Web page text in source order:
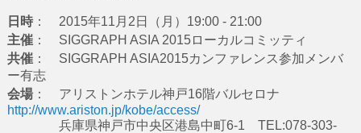
日時： 2015年11月2日（月）19:00 - 21:00
主催： SIGGRAPH ASIA 2015ローカルコミッティ
共催： SIGGRAPH ASIA2015カンファレンス参加メンバ
ー有志
会場： アリストンホテル神戸16階バルセロナ
http://www.ariston.jp/kobe/access/
兵庫県神戸市中央区港島中町6-1 TEL:078-303-